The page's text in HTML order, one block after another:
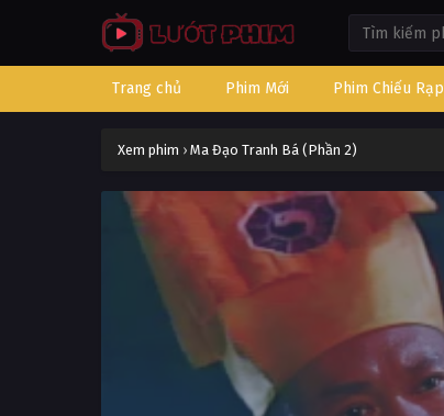
Trang chủ Phim Mới Phim Chiếu Rạp
Xem phim › Ma Đạo Tranh Bá (Phần 2)